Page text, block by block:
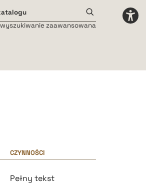
wyszukiwanie zaawansowana
CZYNNOŚCI
Pełny tekst